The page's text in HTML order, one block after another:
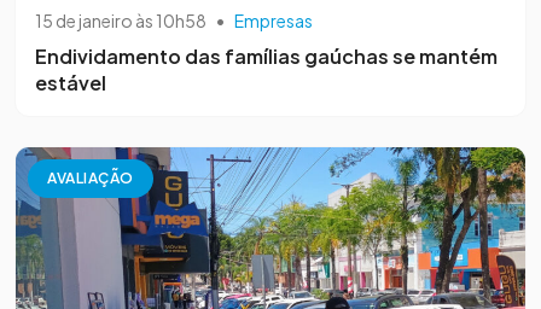
15 de janeiro às 10h58 • Empresas
Endividamento das famílias gaúchas se mantém
estável
AVALIAÇÃO